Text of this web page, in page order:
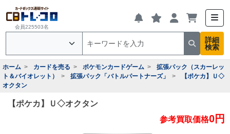
会員225503名
詳細
検索
ホーム カードを売る ポケモンカードゲーム
拡張パック（スカーレッ
ト＆バイオレット）
拡張パック「バトルパートナーズ」
【ポケカ】Ｕ◇
オクタン
【ポケカ】Ｕ◇オクタン
参考買取価格0円